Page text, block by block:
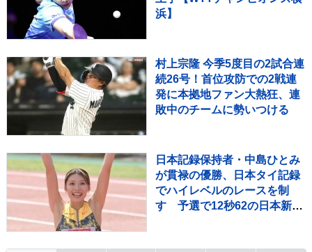
浜】
村上宗隆 今季5度目の2試合連
続26号！首位攻防での2戦連
発に本拠地ファン大熱狂、連
敗中のチームに勢いつける
日本記録保持者・中島ひとみ
が貫禄の優勝、日本タイ記録
でハイレベルのレースを制
す 予選で12秒62の日本新を